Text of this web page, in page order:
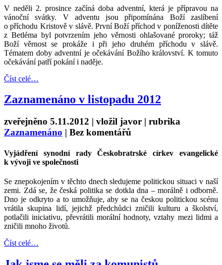
V neděli 2. prosince začíná doba adventní, která je přípravou na
vánoční svátky. V adventu jsou připomínána Boží zaslíbení
o příchodu Kristově v slávě. První Boží příchod v poníženosti dítěte
z Betléma byl potvrzením jeho věrnosti ohlašované proroky; táž
Boží věrnost se prokáže i při jeho druhém příchodu v slávě.
Tématem doby adventní je očekávání Božího království. K tomuto
očekávání patří pokání i naděje.
Číst celé…
Zaznamenáno v listopadu 2012
zveřejněno 5.11.2012 | vložil javor | rubrika
Zaznamenáno | Bez komentářů
Vyjádření synodní rady Českobratrské církev evangelické
k vývoji ve společnosti
Se znepokojením v těchto dnech sledujeme politickou situaci v naší
zemi. Zdá se, že česká politika se dotkla dna – morálně i odborně.
Dno je odkryto a to umožňuje, aby se na českou politickou scénu
vrátila skupina lidí, jejichž předchůdci zničili kulturu a školství,
potlačili iniciativu, převrátili morální hodnoty, vztahy mezi lidmi a
zničili mnoho životů.
Číst celé…